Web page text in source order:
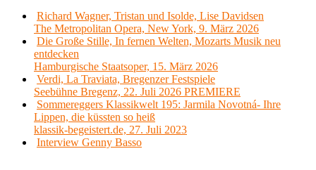
Richard Wagner, Tristan und Isolde, Lise Davidsen
The Metropolitan Opera, New York, 9. März 2026
Die Große Stille, In fernen Welten, Mozarts Musik neu
entdecken
Hamburgische Staatsoper, 15. März 2026
Verdi, La Traviata, Bregenzer Festspiele
Seebühne Bregenz, 22. Juli 2026 PREMIERE
Sommereggers Klassikwelt 195: Jarmila Novotná- Ihre
Lippen, die küssten so heiß
klassik-begeistert.de, 27. Juli 2023
Interview Genny Basso